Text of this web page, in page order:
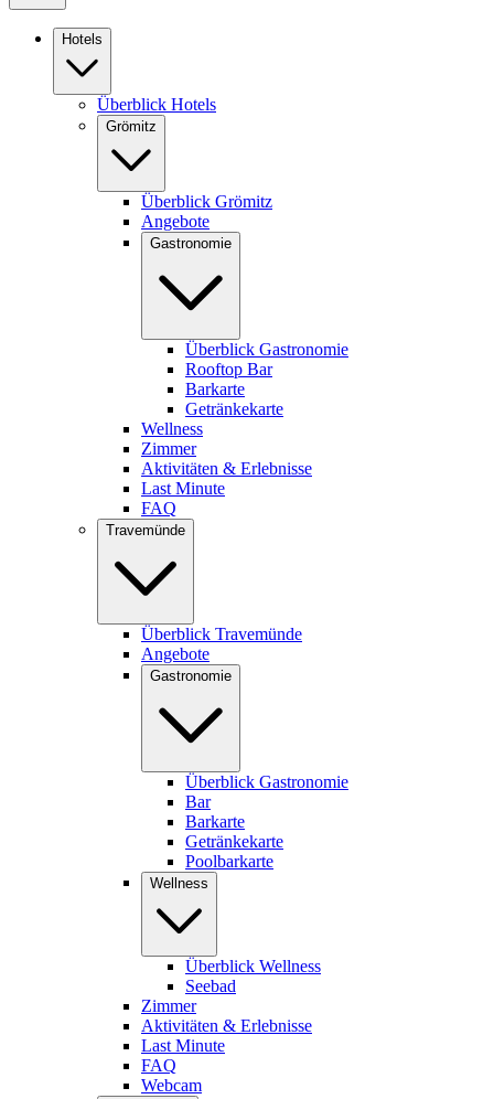
Hotels
Überblick Hotels
Grömitz
Überblick Grömitz
Angebote
Gastronomie
Überblick Gastronomie
Rooftop Bar
Barkarte
Getränkekarte
Wellness
Zimmer
Aktivitäten & Erlebnisse
Last Minute
FAQ
Travemünde
Überblick Travemünde
Angebote
Gastronomie
Überblick Gastronomie
Bar
Barkarte
Getränkekarte
Poolbarkarte
Wellness
Überblick Wellness
Seebad
Zimmer
Aktivitäten & Erlebnisse
Last Minute
FAQ
Webcam